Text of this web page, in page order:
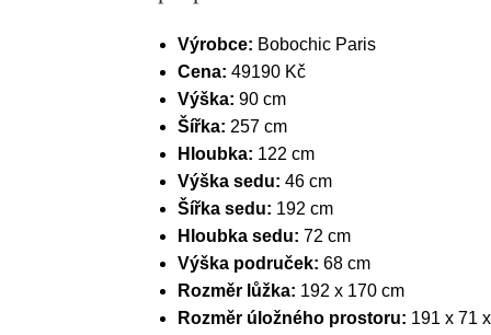
Výrobce: Bobochic Paris
Cena: 49190 Kč
Výška: 90 cm
Šířka: 257 cm
Hloubka: 122 cm
Výška sedu: 46 cm
Šířka sedu: 192 cm
Hloubka sedu: 72 cm
Výška područek: 68 cm
Rozměr lůžka: 192 x 170 cm
Rozměr úložného prostoru: 191 x 71